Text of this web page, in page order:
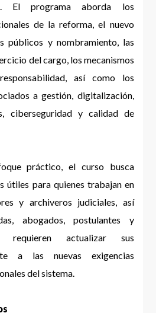
El programa aborda los
de la reforma, el nuevo
públicos y nombramiento, las
del cargo, los mecanismos
así como los
a gestión, digitalización,
ciberseguridad y calidad de
práctico, el curso busca
útiles para quienes trabajan en
y archiveros judiciales, así
abogados, postulantes y
requieren actualizar sus
a las nuevas exigencias
del sistema.